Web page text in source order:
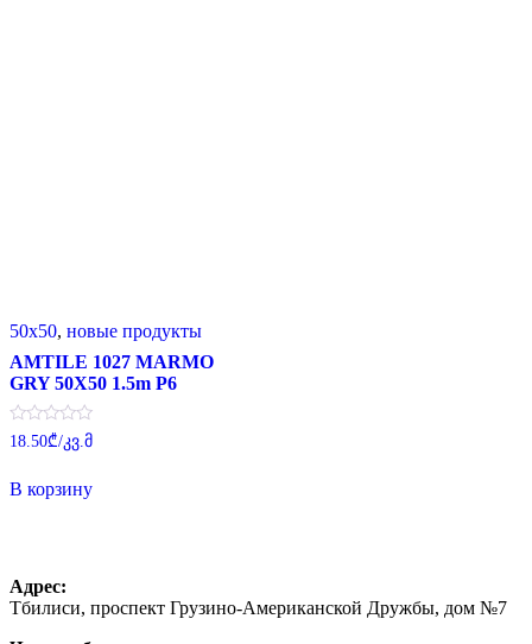
50x50, новые продукты
AMTILE 1027 MARMO
GRY 50X50 1.5m P6
Оценка
0
5
18.50₾/კვ.მ
В корзину
Адрес:
Тбилиси, проспект Грузино-Американской Дружбы, дом №7